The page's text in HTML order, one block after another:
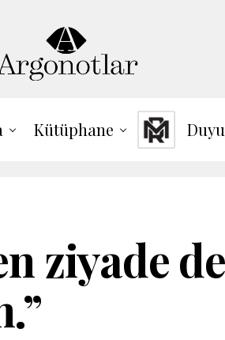
Kütüphane
ziyade